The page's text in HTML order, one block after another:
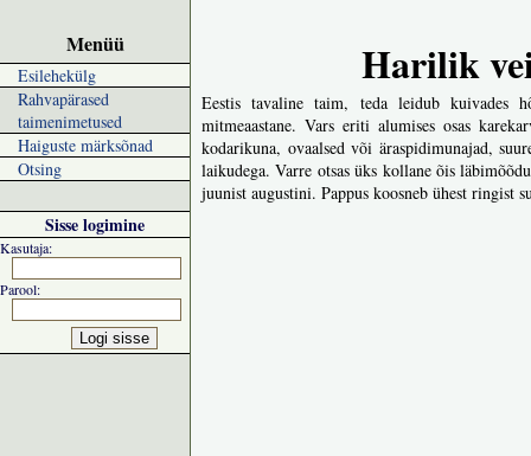
Menüü
Esilehekülg
Rahvapärased
taimenimetused
Haiguste märksõnad
Otsing
Sisse logimine
Kasutaja:
Parool:
Harilik
Eestis tavaline taim, teda leidub kuivades
mitmeaastane. Vars eriti alumises osas
kodarikuna, ovaalsed või äraspidimunajad,
laikudega. Varre otsas üks kollane õis
juunist augustini. Pappus koosneb ühest ringist